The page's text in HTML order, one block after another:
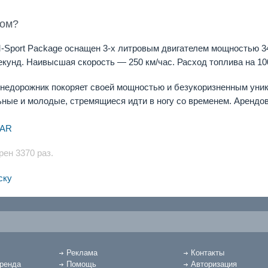
Sport Package оснащен 3-х литровым двигателем мощностью
Наивысшая скорость — 250 км/час. Расход топлива на
покоряет своей мощностью и безукоризненным
и молодые, стремящиеся идти в ногу со временем.
3370 раз.
Реклама
Контакты
Помощь Авторизация